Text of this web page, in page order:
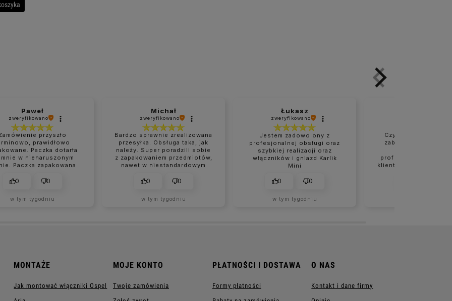
Paweł
zweryfikowano
przyszło
prawidłowo
Paczka dotarła
w nienaruszonym
Paczka zapakowana
0 0
w tym tygodniu
Michał
zweryfikowano
Bardzo sprawnie zrealizowana
przesyłka. Obsługa taka, jak
należy. Super poradzili sobie
z zapakowaniem przedmiotów,
nawet w niestandardowym
0 0
w tym tygodniu
Łukasz
zweryfikowano
Jestem zadowolony z
profesjonalnej obsługi oraz
szybkiej realizacji oraz
włączników i gniazd Karlik
Mini
0 0
w tym tygodniu
Czysta i naprawdę
zabezpieczona
profesjonalne
klienta. Wszystko
MONTAŻE
Jak montować włączniki Ospel
MOJE KONTO
Twoje zamówienia
PŁATNOŚCI I DOSTAWA
Formy płatności
O NAS
Kontakt i dane firmy